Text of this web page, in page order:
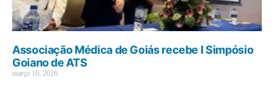
Associação Médica de Goiás recebe I Simpósio
Goiano de ATS
março 16, 2026